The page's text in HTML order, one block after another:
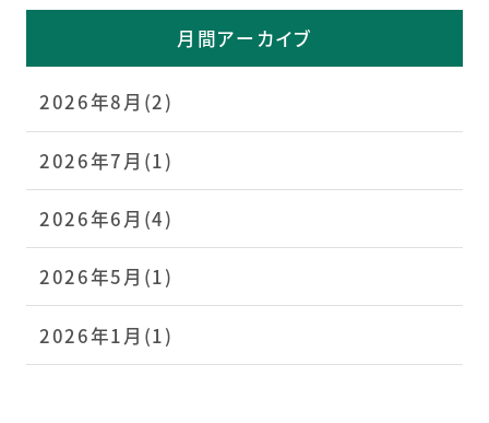
月間アーカイブ
2026年8月(2)
2026年7月(1)
2026年6月(4)
2026年5月(1)
2026年1月(1)